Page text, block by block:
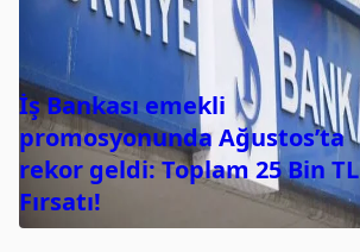
İş Bankası emekli
promosyonunda Ağustos’ta
rekor geldi: Toplam 25 Bin TL
Fırsatı!